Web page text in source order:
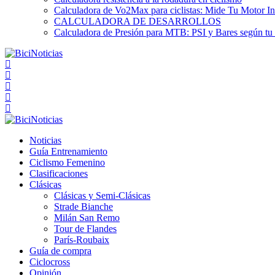
Calculadora de Vo2Max para ciclistas: Mide Tu Motor
CALCULADORA DE DESARROLLOS
Calculadora de Presión para MTB: PSI y Bares según tu
Noticias
Guía Entrenamiento
Ciclismo Femenino
Clasificaciones
Clásicas
Clásicas y Semi-Clásicas
Strade Bianche
Milán San Remo
Tour de Flandes
París-Roubaix
Guía de compra
Ciclocross
Opinión